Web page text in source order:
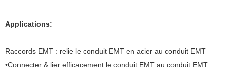
Applications:
Raccords EMT : relie le conduit EMT en acier au conduit EMT
•Connecter & lier efficacement le conduit EMT au conduit EMT